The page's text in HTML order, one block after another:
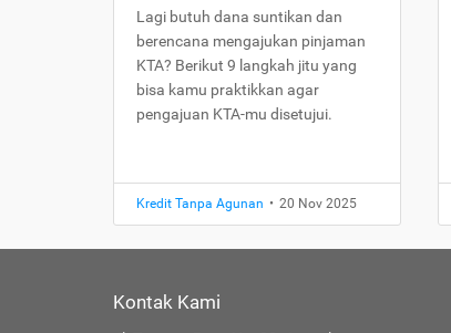
Lagi butuh dana suntikan dan
berencana mengajukan pinjaman
KTA? Berikut 9 langkah jitu yang
bisa kamu praktikkan agar
pengajuan KTA-mu disetujui.
Kredit Tanpa Agunan • 20 Nov 2025
Kontak Kami